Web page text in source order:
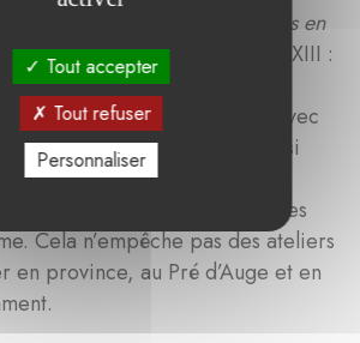
sont apparus, des
émailleurs en
travaillaient pour le roi Louis XIII :
Beaulat et surtout
logé par le roi aux Tuileries, avec
famille entre eux. C’est ainsi
une véritable corporation
au service du pouvoir et des
Cela n’empêche pas des ateliers
en province, au Pré d’Auge et en
Tout accepter
Tout refuser
Personnaliser